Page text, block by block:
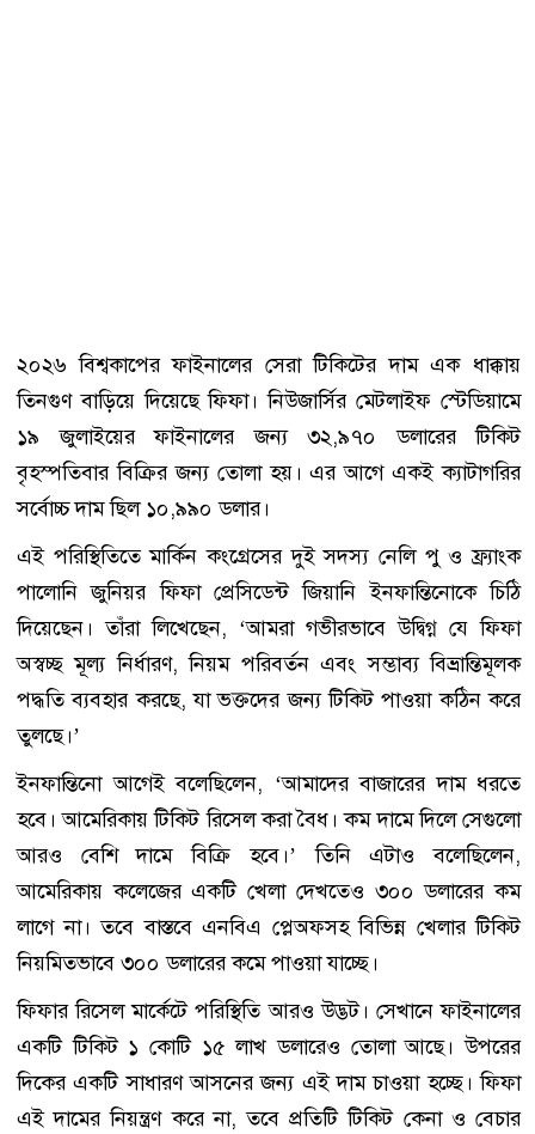
২০২৬ বিশ্বকাপের ফাইনালের সেরা টিকিটের দাম এক ধাক্কায়
তিনগুণ বাড়িয়ে দিয়েছে ফিফা। নিউজার্সির মেটলাইফ স্টেডিয়ামে
১৯ জুলাইয়ের ফাইনালের জন্য ৩২,৯৭০ ডলারের টিকিট
বৃহস্পতিবার বিক্রির জন্য তোলা হয়। এর আগে একই ক্যাটাগরির
সর্বোচ্চ দাম ছিল ১০,৯৯০ ডলার।
এই পরিস্থিতিতে মার্কিন কংগ্রেসের দুই সদস্য নেলি পু ও ফ্র্যাংক
পালোনি জুনিয়র ফিফা প্রেসিডেন্ট জিয়ানি ইনফান্তিনোকে চিঠি
দিয়েছেন। তাঁরা লিখেছেন, ‘আমরা গভীরভাবে উদ্বিগ্ন যে ফিফা
অস্বচ্ছ মূল্য নির্ধারণ, নিয়ম পরিবর্তন এবং সম্ভাব্য বিভ্রান্তিমূলক
পদ্ধতি ব্যবহার করছে, যা ভক্তদের জন্য টিকিট পাওয়া কঠিন করে
তুলছে।’
ইনফান্তিনো আগেই বলেছিলেন, ‘আমাদের বাজারের দাম ধরতে
হবে। আমেরিকায় টিকিট রিসেল করা বৈধ। কম দামে দিলে সেগুলো
আরও বেশি দামে বিক্রি হবে।’ তিনি এটাও বলেছিলেন,
আমেরিকায় কলেজের একটি খেলা দেখতেও ৩০০ ডলারের কম
লাগে না। তবে বাস্তবে এনবিএ প্লেঅফসহ বিভিন্ন খেলার টিকিট
নিয়মিতভাবে ৩০০ ডলারের কমে পাওয়া যাচ্ছে।
ফিফার রিসেল মার্কেটে পরিস্থিতি আরও উদ্ভট। সেখানে ফাইনালের
একটি টিকিট ১ কোটি ১৫ লাখ ডলারেও তোলা আছে। উপরের
দিকের একটি সাধারণ আসনের জন্য এই দাম চাওয়া হচ্ছে। ফিফা
এই দামের নিয়ন্ত্রণ করে না, তবে প্রতিটি টিকিট কেনা ও বেচার